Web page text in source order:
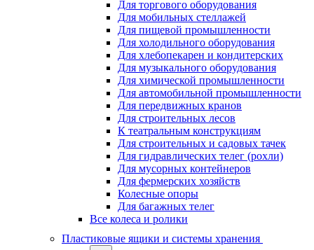
Для торгового оборудования
Для мобильных стеллажей
Для пищевой промышленности
Для холодильного оборудования
Для хлебопекарен и кондитерских
Для музыкального оборудования
Для химической промышленности
Для автомобильной промышленности
Для передвижных кранов
Для строительных лесов
К театральным конструкциям
Для строительных и садовых тачек
Для гидравлических телег (рохли)
Для мусорных контейнеров
Для фермерских хозяйств
Колесные опоры
Для багажных телег
Все колеса и ролики
Пластиковые ящики и системы хранения